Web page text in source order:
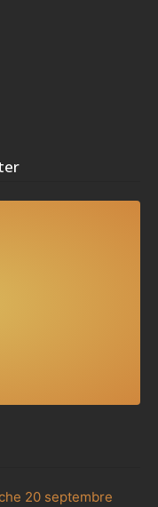
20 septembre